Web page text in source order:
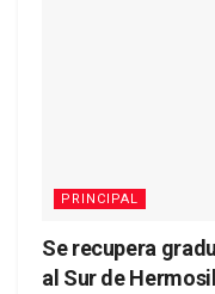
PRINCIPAL
Se recupera
al Sur de